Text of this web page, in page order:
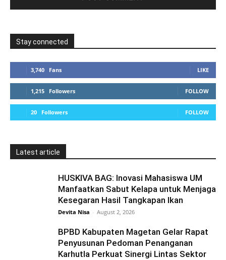
Stay connected
3,740 Fans LIKE
1,215 Followers FOLLOW
20 Followers FOLLOW
Latest article
HUSKIVA BAG: Inovasi Mahasiswa UM
Manfaatkan Sabut Kelapa untuk Menjaga
Kesegaran Hasil Tangkapan Ikan
Devita Nisa - August 2, 2026
BPBD Kabupaten Magetan Gelar Rapat
Penyusunan Pedoman Penanganan
Karhutla Perkuat Sinergi Lintas Sektor